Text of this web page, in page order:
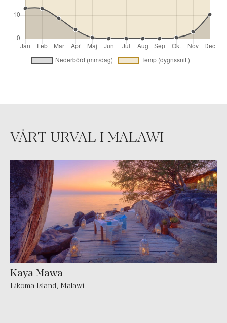
VÅRT URVAL I MALAWI
Kaya Mawa
Likoma Island, Malawi